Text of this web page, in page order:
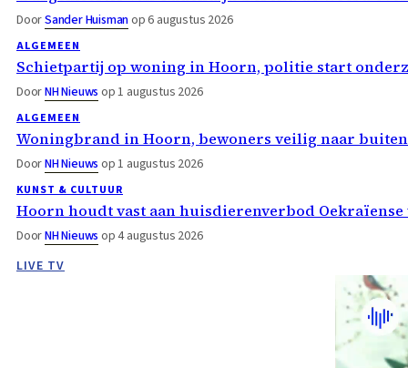
DoorSander Huismanop 6 augustus 2026
ALGEMEEN
Schietpartij op woning in Hoorn, politie start
DoorNH Nieuws op 1 augustus 2026
ALGEMEEN
Woningbrand in Hoorn, bewoners veilig naar buiten
DoorNH Nieuws op 1 augustus 2026
KUNST & CULTUUR
Hoorn houdt vast aan huisdierenverbod
DoorNH Nieuws op 4 augustus 2026
LIVE TV